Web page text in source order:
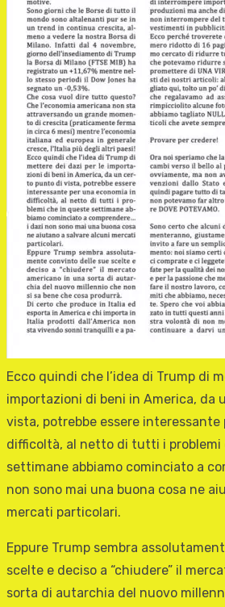
Ecco quindi che l’idea di Trump di
importazioni di beni in America, da
vista, potrebbe essere interessante
difficoltà, al netto di tutti i problemi
settimane abbiamo cominciato a
non sono mai una buona cosa ne
mercati particolari.
Eppure Trump sembra
scelte e deciso a “chiudere” il
sorta di autarchia del nuovo